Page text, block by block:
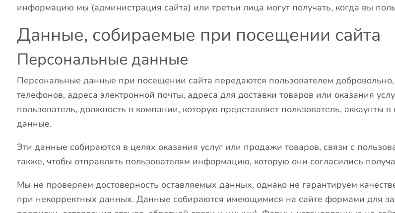
информацию мы (администрация сайта) или третьи лица могут получать, когда вы
Данные, собираемые при посещении сайта
Персональные данные
Персональные данные при посещении сайта передаются пользователем
телефонов, адреса электронной почты, адреса для доставки товаров или оказания
пользователь, должность в компании, которую представляет пользователь,
данные.
Эти данные собираются в целях оказания услуг или продажи товаров, связи с
также, чтобы отправлять пользователям информацию, которую они согласились
Мы не проверяем достоверность оставляемых данных, однако не гарантируем
при некорректных данных. Данные собираются имеющимися на сайте формами для